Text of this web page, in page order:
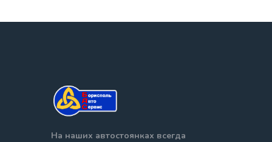
На наших автостоянках всегда